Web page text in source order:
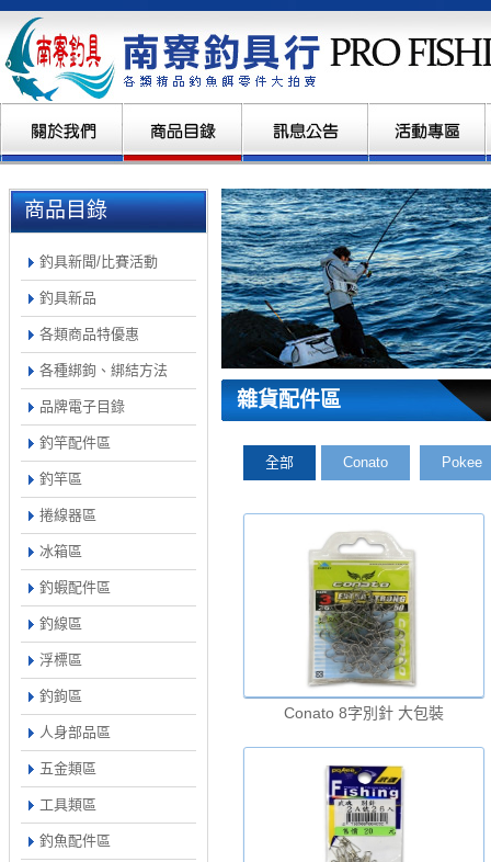
商品目錄
釣具新聞/比賽活動
釣具新品
各類商品特優惠
各種綁鉤、綁結方法
品牌電子目錄
釣竿配件區
釣竿區
捲線器區
冰箱區
釣蝦配件區
釣線區
浮標區
釣鉤區
人身部品區
五金類區
工具類區
釣魚配件區
雜貨配件區
全部 Conato Pokee
Conato 8字別針 大包裝